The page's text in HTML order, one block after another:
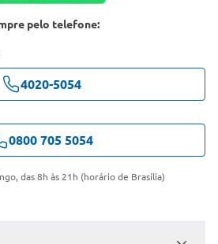
pelo telefone:
4020-5054
0800 705 5054
das 8h às 21h (horário de Brasília)